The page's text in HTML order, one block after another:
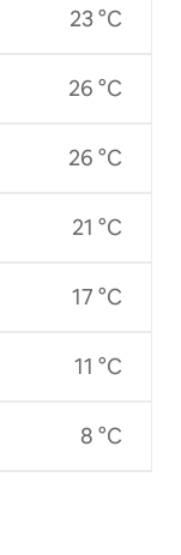
23 °C
26 °C
26 °C
21 °C
17 °C
11 °C
8 °C